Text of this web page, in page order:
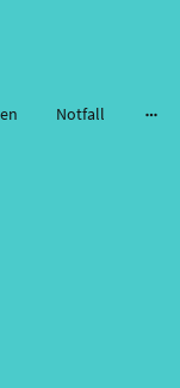
Notfall